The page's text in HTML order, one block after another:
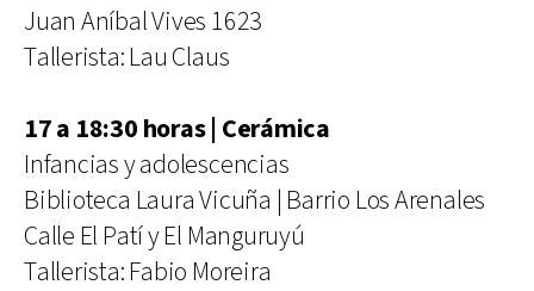
Juan Aníbal Vives 1623
Tallerista: Lau Claus
17 a 18:30 horas | Cerámica
Infancias y adolescencias
Biblioteca Laura Vicuña | Barrio Los Arenales
Calle El Patí y El Manguruyú
Tallerista: Fabio Moreira